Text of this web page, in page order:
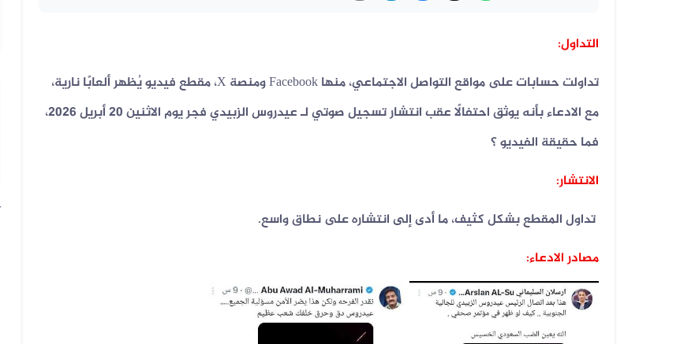
التداول:
تداولت حسابات على مواقع التواصل الاجتماعي، منهاFacebookومنصة X، مقطع فيديو يُظهر ألعابًا نارية،
مع الادعاء بأنه يوثق احتفالًا عقب انتشار تسجيل صوتي لـ عيدروس الزبيدي فجر يوم الاثنين 20 أبريل 2026،
فما حقيقة الفيديو ؟
الانتشار:
تداول المقطع بشكل كثيف، ما أدى إلى انتشاره على نطاق واسع.
مصادر الادعاء:
08 أغسطس 2026
الفيديو المتداول يعود إلى القوات ا... فيديو لنهب أسلحة وذخائر قديم وليس...